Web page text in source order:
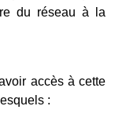
du réseau à la
accès à cette
: